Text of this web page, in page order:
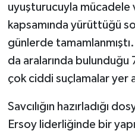
uyuşturucuyla mücadele
kapsamında yürüttüğü
günlerde
da aralarında bulunduğu
çok ciddi suçlamalar yer
Savcılığın hazırladığı
Ersoy liderliğinde bir
Sındırgı
SPOR
SÜRMANŞET
Susurluk